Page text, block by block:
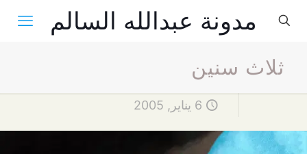
مدونة عبدالله السالم
ثلاث سنين
6 يناير, 2005